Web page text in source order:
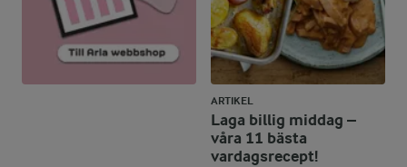
ARTIKEL
Laga billig middag –
våra 11 bästa
vardagsrecept!